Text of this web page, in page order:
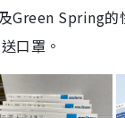
Green Spring的
口罩。